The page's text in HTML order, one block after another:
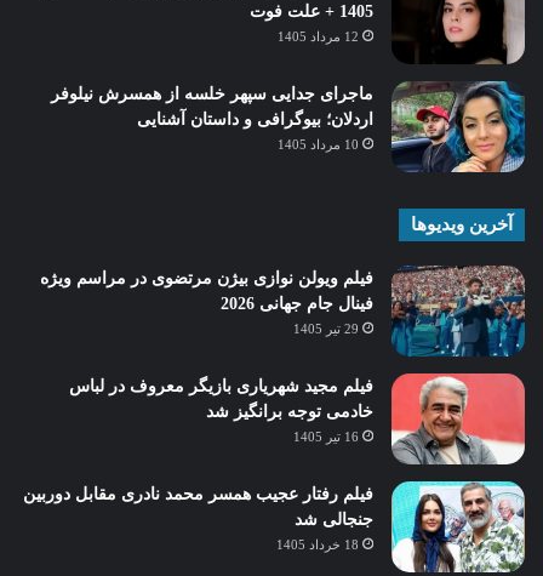
1405 + علت فوت
12 مرداد 1405
ماجرای جدایی سپهر خلسه از همسرش نیلوفر
اردلان؛ بیوگرافی و داستان آشنایی
10 مرداد 1405
آخرین ویدیوها
فیلم ویولن نوازی بیژن مرتضوی در مراسم ویژه
فینال جام جهانی 2026
29 تیر 1405
فیلم مجید شهریاری بازیگر معروف در لباس
خادمی توجه برانگیز شد
16 تیر 1405
فیلم رفتار عجیب همسر محمد نادری مقابل دوربین
جنجالی شد
18 خرداد 1405